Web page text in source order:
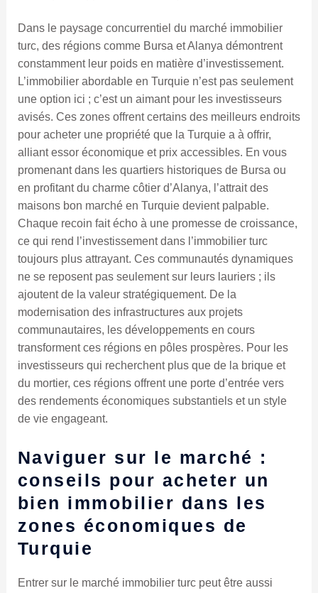
Dans le paysage concurrentiel du marché immobilier
turc, des régions comme Bursa et Alanya démontrent
constamment leur poids en matière d’investissement.
L’immobilier abordable en Turquie n’est pas seulement
une option ici ; c’est un aimant pour les investisseurs
avisés. Ces zones offrent certains des meilleurs endroits
pour acheter une propriété que la Turquie a à offrir,
alliant essor économique et prix accessibles. En vous
promenant dans les quartiers historiques de Bursa ou
en profitant du charme côtier d’Alanya, l’attrait des
maisons bon marché en Turquie devient palpable.
Chaque recoin fait écho à une promesse de croissance,
ce qui rend l’investissement dans l’immobilier turc
toujours plus attrayant. Ces communautés dynamiques
ne se reposent pas seulement sur leurs lauriers ; ils
ajoutent de la valeur stratégiquement. De la
modernisation des infrastructures aux projets
communautaires, les développements en cours
transforment ces régions en pôles prospères. Pour les
investisseurs qui recherchent plus que de la brique et
du mortier, ces régions offrent une porte d’entrée vers
des rendements économiques substantiels et un style
de vie engageant.
Naviguer sur le marché :
conseils pour acheter un
bien immobilier dans les
zones économiques de
Turquie
Entrer sur le marché immobilier turc peut être aussi